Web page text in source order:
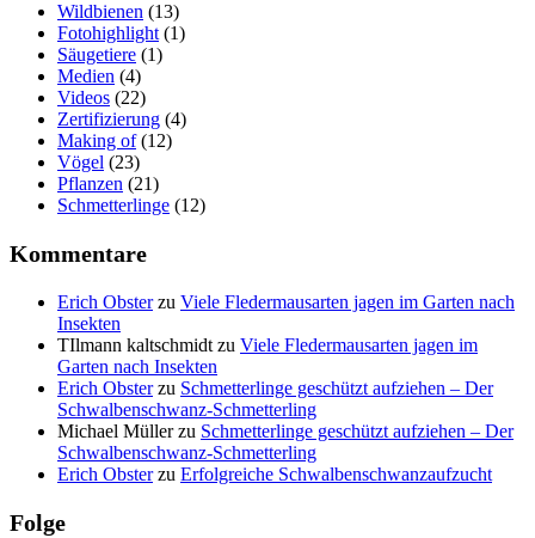
Wildbienen (13)
Fotohighlight (1)
Säugetiere (1)
Medien (4)
Videos (22)
Zertifizierung (4)
Making of(12)
Vögel (23)
Pflanzen (21)
Schmetterlinge (12)
Kommentare
Erich Obsterzu Viele Fledermausarten jagen im Garten nach
Insekten
TIlmann kaltschmidt zu Viele Fledermausarten jagen im
Garten nach Insekten
Erich Obsterzu Schmetterlinge geschützt aufziehen – Der
Schwalbenschwanz-Schmetterling
Michael Müllerzu Schmetterlinge geschützt aufziehen – Der
Schwalbenschwanz-Schmetterling
Erich Obsterzu Erfolgreiche Schwalbenschwanzaufzucht
Folge